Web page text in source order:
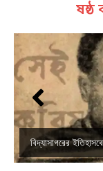
ষষ্ঠ
বিদ্যাসাগরের